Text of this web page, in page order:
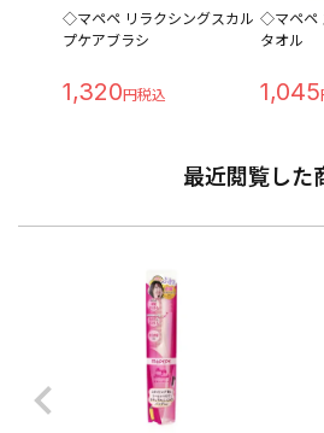
◇マペペ リラクシングスカル
プケアブラシ
1,320
◇マペペ
タオル
1,045
最近閲覧した